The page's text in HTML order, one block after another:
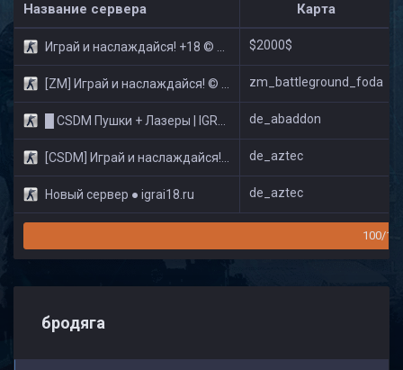
Название сервера Карта
Играй и наслаждайся! +18 © Public $2000$
[ZM] Играй и наслаждайся! © Zombie Show zm_battleground_foda
█ CSDM Пушки + Лазеры | IGRAI18.RU ツ █ de_abaddon
[CSDM] Играй и наслаждайся! © Classic de_aztec
Новый сервер ● igrai18.ru de_aztec
100/
бродяга